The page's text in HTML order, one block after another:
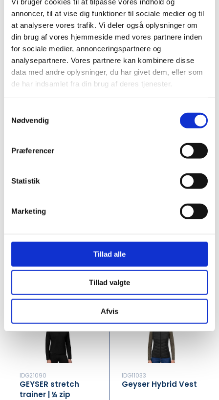
annoncer, til at vise dig funktioner til sociale medier og til
at analysere vores trafik. Vi deler også oplysninger om
din brug af vores hjemmeside med vores partnere inden
for sociale medier, annonceringspartnere og
analysepartnere. Vores partnere kan kombinere disse
data med andre oplysninger, du har givet dem, eller som
de har indsamlet fra din brug af deres tjenester.
Nødvendig
Præferencer
Statistik
Marketing
Tillad alle
Tillad valgte
Afvis
DKK 261.25 inc. VAT
Request this product
DKK 305.00 inc. VAT
Request this product
ID0747
From
244.00
Request this product Request this product
IDG21090
GEYSER stretch
trainer | ¼ zip
IDG11033
Geyser Hybrid Vest